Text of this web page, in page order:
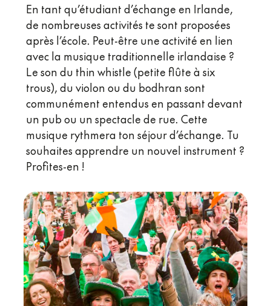
En tant qu’étudiant d’échange en Irlande,
de nombreuses activités te sont proposées
après l’école. Peut-être une activité en lien
avec la musique traditionnelle irlandaise ?
Le son du thin whistle (petite flûte à six
trous), du violon ou du bodhran sont
communément entendus en passant devant
un pub ou un spectacle de rue. Cette
musique rythmera ton séjour d’échange. Tu
souhaites apprendre un nouvel instrument ?
Profites-en !